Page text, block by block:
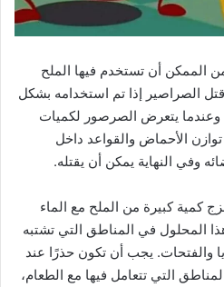
الممكن أن تستخدم فيها الملح
الصراصير إذا تم استخدامه بشكل
وعندما يتعرض الصرصور لكميات
الأحماض والقواعد داخل
وفي النهاية يمكن أن يقتله.
كمية كبيرة من الملح مع الماء
المحلول في المناطق التي تشتبه
والفتحات. يجب أن تكون حذرًا عند
التي تتعامل فيها مع الطعام،